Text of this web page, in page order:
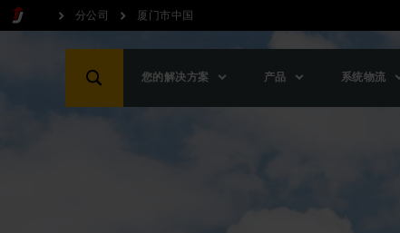
分公司 厦门市中国
您的解决方案 产品 系统物流